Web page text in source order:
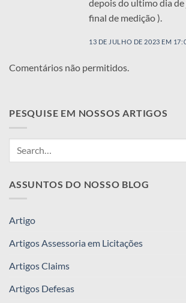
PESQUISE EM NOSSOS ARTIGOS
ASSUNTOS DO NOSSO BLOG
Artigo
Artigos Assessoria em Licitações
Artigos Claims
Artigos Defesas
depois do ultimo dia
final de medição ).
13 DE JULHO DE 2023 EM
Comentários não permitidos.